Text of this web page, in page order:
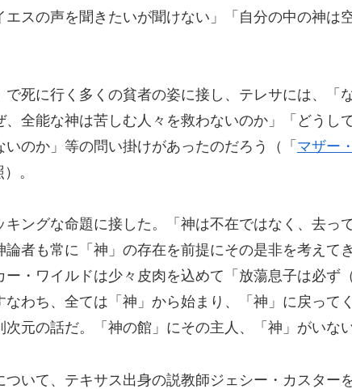
エスの声を聞きたいが聞けない」「自分の中の神は
で死に行く多くの貧者の姿に接し、テレサには、「
、全能な神は苦しむ人々を救わないのか」「どうし
のか」等の問い掛けがあったのだろう（「 マザー
。
キングな命題に接した。「神は不在ではなく、去っ
論者も常に「神」の存在を前提にその是非を考えて
ー・ワイルドは少々皮肉を込めて「放蕩息子は必ず
なわち、全ては「神」から始まり、「神」に戻って
次元の話だ。「神の館」にその主人、「神」がいな
ついて、テキサス出身の説教師ジェシー・カスター